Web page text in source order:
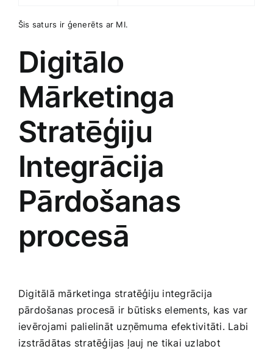
Šis saturs ir ⁣ģenerēts ar MI.
Digitālo
Mārketinga
Stratēģiju
Integrācija⁤
Pārdošanas
procesā
Digitālā mārketinga stratēģiju integrācija
pārdošanas procesā ir būtisks elements, kas var
ievērojami palielināt uzņēmuma⁢ efektivitāti. Labi
izstrādātas stratēģijas ļauj ne tikai uzlabot